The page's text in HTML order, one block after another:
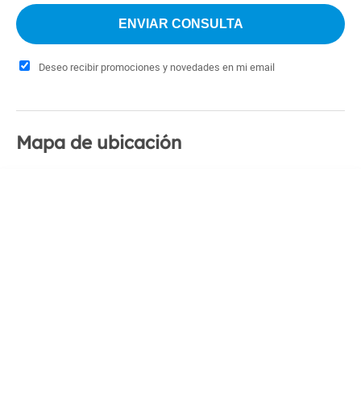
Deseo recibir promociones y novedades en mi email
Mapa de ubicación